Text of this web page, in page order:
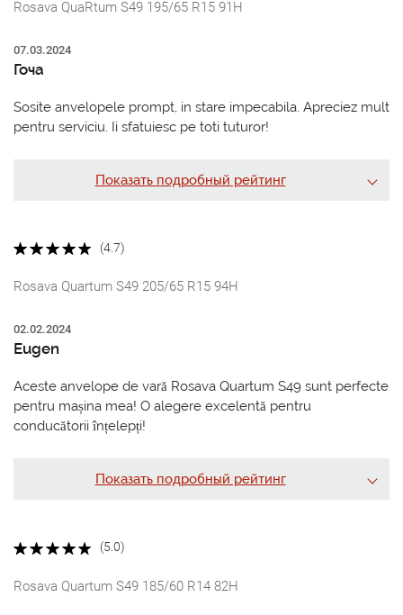
Rosava QuaRtum S49 195/65 R15 91H
07.03.2024
Гоча
Sosite anvelopele prompt, in stare impecabila. Apreciez mult
pentru serviciu. Ii sfatuiesc pe toti tuturor!
Показать подробный рейтинг
(4.7)
Rosava Quartum S49 205/65 R15 94H
02.02.2024
Eugen
Aceste anvelope de vară Rosava Quartum S49 sunt perfecte
pentru mașina mea! O alegere excelentă pentru
conducătorii înțelepți!
Показать подробный рейтинг
(5.0)
Rosava Quartum S49 185/60 R14 82H